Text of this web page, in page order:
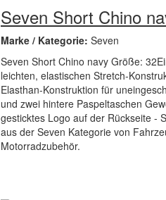
Seven Short Chino
Marke / Kategorie: Seven
Seven Short Chino navy Größe:
leichten, elastischen Stretch-
Elasthan-Konstruktion für
und zwei hintere Paspeltaschen
gesticktes Logo auf der Rückseite -
aus der Seven Kategorie von
Motorradzubehör.